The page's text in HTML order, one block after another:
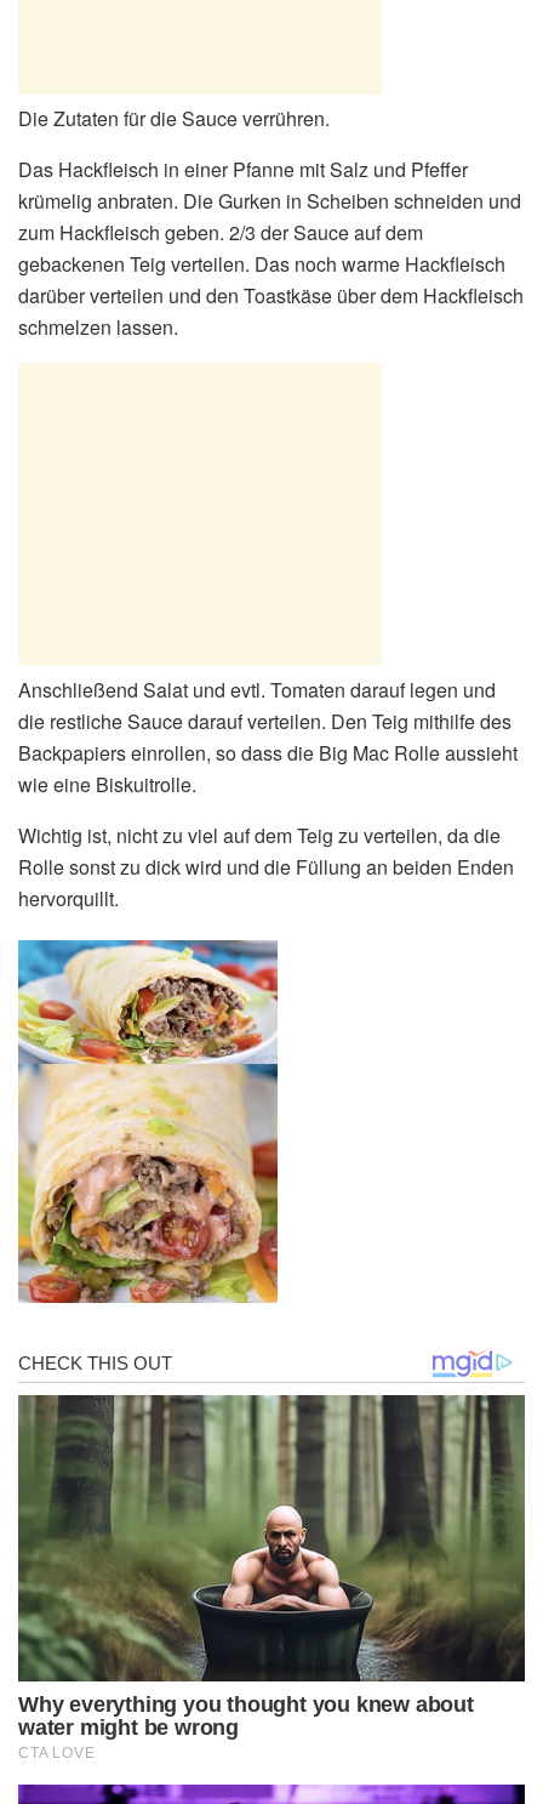
Die Zutaten für die Sauce verrühren.
Das Hackfleisch in einer Pfanne mit Salz und Pfeffer
krümelig anbraten. Die Gurken in Scheiben schneiden und
zum Hackfleisch geben. 2/3 der Sauce auf dem
gebackenen Teig verteilen. Das noch warme Hackfleisch
darüber verteilen und den Toastkäse über dem Hackfleisch
schmelzen lassen.
Anschließend Salat und evtl. Tomaten darauf legen und
die restliche Sauce darauf verteilen. Den Teig mithilfe des
Backpapiers einrollen, so dass die Big Mac Rolle aussieht
wie eine Biskuitrolle.
Wichtig ist, nicht zu viel auf dem Teig zu verteilen, da die
Rolle sonst zu dick wird und die Füllung an beiden Enden
hervorquillt.